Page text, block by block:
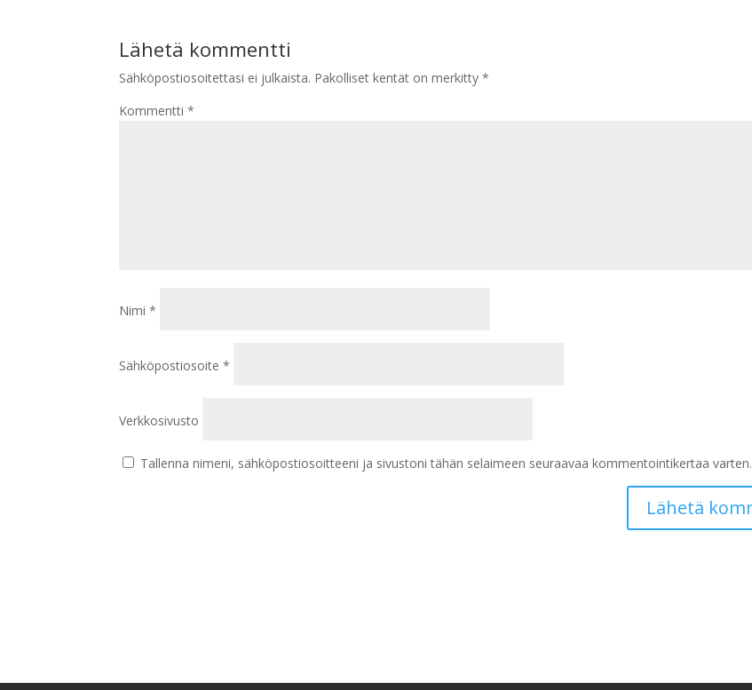
Lähetä kommentti
Sähköpostiosoitettasi ei julkaista. Pakolliset kentät on merkitty*
Kommentti*
Nimi*
Sähköpostiosoite*
Verkkosivusto
Tallenna nimeni, sähköpostiosoitteeni ja sivustoni tähän selaimeen seuraavaa kommentointikertaa varten.